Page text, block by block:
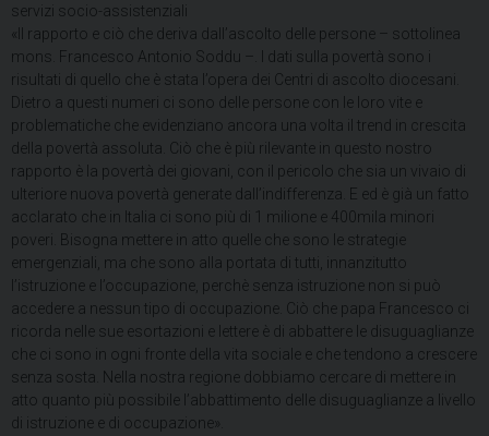
servizi socio-assistenziali
«Il rapporto e ciò che deriva dall’ascolto delle persone – sottolinea
mons. Francesco Antonio Soddu –. I dati sulla povertà sono i
risultati di quello che è stata l’opera dei Centri di ascolto diocesani.
Dietro a questi numeri ci sono delle persone con le loro vite e
problematiche che evidenziano ancora una volta il trend in crescita
della povertà assoluta. Ciò che è più rilevante in questo nostro
rapporto è la povertà dei giovani, con il pericolo che sia un vivaio di
ulteriore nuova povertà generate dall’indifferenza. E ed è già un fatto
acclarato che in Italia ci sono più di 1 milione e 400mila minori
poveri. Bisogna mettere in atto quelle che sono le strategie
emergenziali, ma che sono alla portata di tutti, innanzitutto
l’istruzione e l’occupazione, perchè senza istruzione non si può
accedere a nessun tipo di occupazione. Ciò che papa Francesco ci
ricorda nelle sue esortazioni e lettere è di abbattere le disuguaglianze
che ci sono in ogni fronte della vita sociale e che tendono a crescere
senza sosta. Nella nostra regione dobbiamo cercare di mettere in
atto quanto più possibile l’abbattimento delle disuguaglianze a livello
di istruzione e di occupazione».